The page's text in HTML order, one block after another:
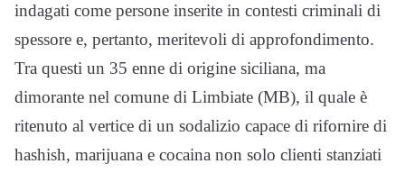
indagati come persone inserite in contesti criminali di
spessore e, pertanto, meritevoli di approfondimento.
Tra questi un 35 enne di origine siciliana, ma
dimorante nel comune di Limbiate (MB), il quale è
ritenuto al vertice di un sodalizio capace di rifornire di
hashish, marijuana e cocaina non solo clienti stanziati